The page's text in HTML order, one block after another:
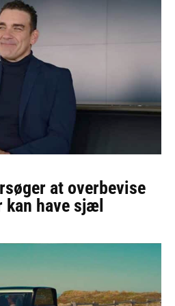
at overbevise
have sjæl